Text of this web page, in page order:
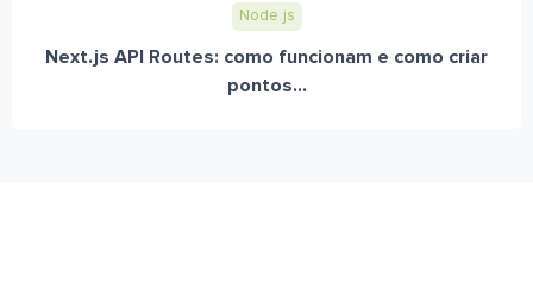
Node.js
Next.js API Routes: como funcionam e como criar
pontos...